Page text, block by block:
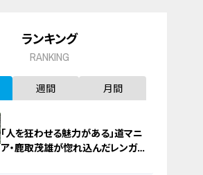
ランキング
RANKING
週間 月間
「人を狂わせる魅力がある」道マニ
ア・鹿取茂雄が惚れ込んだレンガの